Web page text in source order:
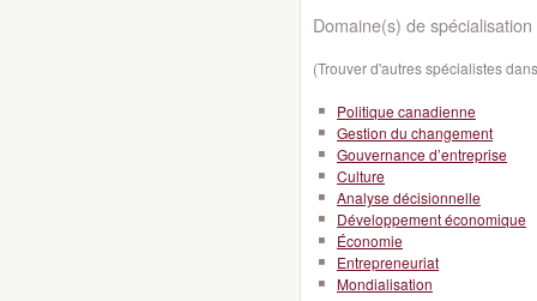
Domaine(s) de spécialisation
(Trouver d'autres spécialistes
Politique canadienne
Gestion du changement
Gouvernance d’entreprise
Culture
Analyse décisionnelle
Développement économique
Économie
Entrepreneuriat
Mondialisation